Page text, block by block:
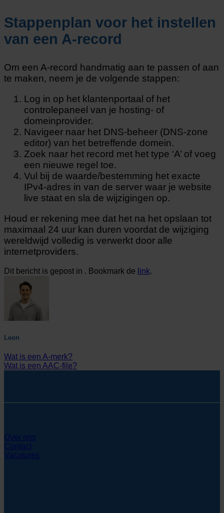
Stappenplan voor het instellen
van een A-record
Om een A-record handmatig aan te passen of aan
te maken, neem je de volgende stappen:
Log in op het klantenportaal of het
controlepaneel van je hosting- of
domeinprovider.
Navigeer naar het DNS-beheer (DNS-zone
editor) van het betreffende domein.
Zoek naar het record met het type ‘A’ of voeg
een nieuwe regel toe.
Vul bij de waarde/bestemming het exacte
IPv4-adres in van de server waar je website
live staat en sla de wijzigingen op.
Houd er rekening mee dat het na het opslaan tot
maximaal 24 uur kan duren voordat de wijziging
wereldwijd volledig is verwerkt door alle
internetproviders.
Dit bericht is gepost in . Bookmark de link.
Leon
Wat is een A-merk?
Wat is een AAC-file?
Over ons
Contact
Vacatures